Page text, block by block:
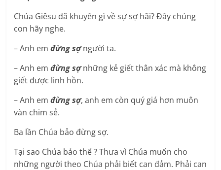
Chúa Giêsu đã khuyên gì về sự sợ hãi? Đây chúng
con hãy nghe.
– Anh emđừng sợngười ta.
– Anh emđừng sợnhững kẻ giết thân xác mà không
giết được linh hồn.
– Anh emđừng sợ, anh em còn quý giá hơn muôn
vàn chim sẻ.
Ba lần Chúa bảo đừng sợ.
Tại sao Chúa bảo thế ? Thưa vì Chúa muốn cho
những người theo Chúa phải biết can đảm. Phải can